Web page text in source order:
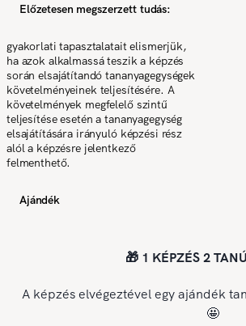
Előzetesen megszerzett tudás:
gyakorlati tapasztalatait elismerjük,
ha azok alkalmassá teszik a képzés
során elsajátítandó tananyagegységek
követelményeinek teljesítésére. A
követelmények megfelelő szintű
teljesítése esetén a tananyagegység
elsajátítására irányuló képzési rész
alól a képzésre jelentkező
felmenthető.
Ajándék
🎁 1 KÉPZÉS 2
A képzés elvégeztével egy ajándék
🤩